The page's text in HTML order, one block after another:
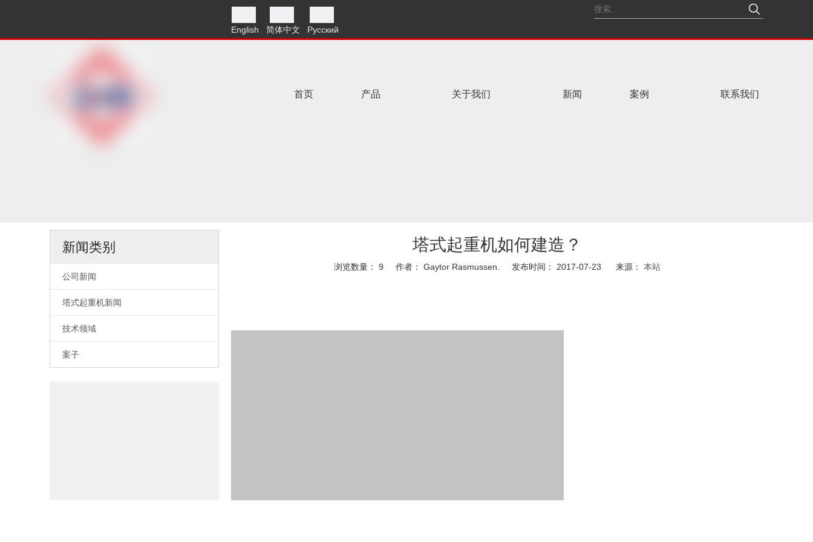
English 简体中文 Pусский
首页 产品 关于我们 新闻 案例 联系我们
新闻类别
公司新闻
塔式起重机新闻
技术领域
案子
塔式起重机如何建造？
浏览数量： 9 作者： Gaytor Rasmussen. 发布时间： 2017-07-23 来源： 本站